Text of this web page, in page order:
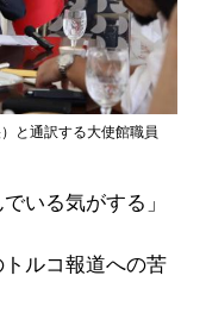
と通訳する大使館職員
いる気がする」
ルコ報道への苦